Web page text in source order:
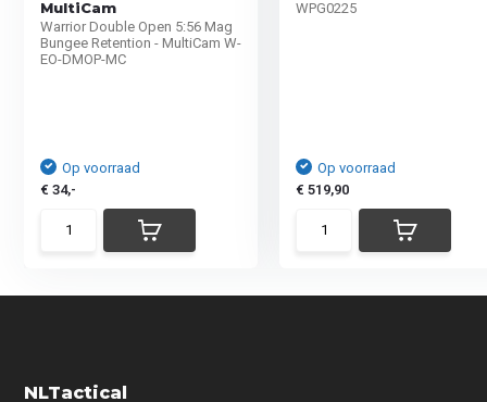
MultiCam
Warrior Double Open 5:56 Mag
Bungee Retention - MultiCam W-
EO-DMOP-MC
Op voorraad
€ 34,-
WPG0225
Op voorraad
€ 519,90
NLTactical